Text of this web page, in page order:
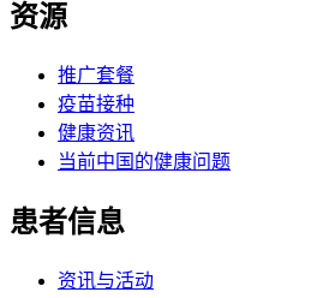
资源
推广套餐
疫苗接种
健康资讯
当前中国的健康问题
患者信息
资讯与活动